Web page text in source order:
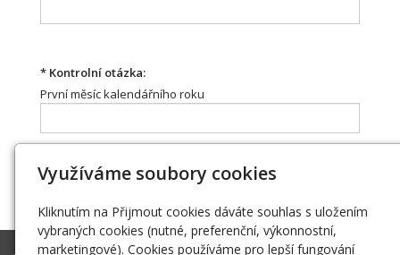
* Kontrolní otázka:
První měsíc kalendářního roku
Využíváme soubory cookies
Kliknutím na Přijmout cookies dáváte souhlas s uložením
vybraných cookies (nutné, preferenční, výkonnostní,
marketingové). Cookies používáme pro lepší fungování